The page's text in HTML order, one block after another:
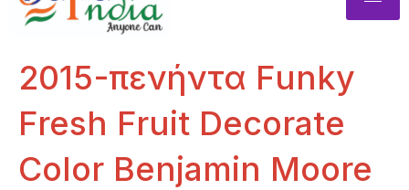
2015-πενήντα Funky
Fresh Fruit Decorate
Color Benjamin Moore